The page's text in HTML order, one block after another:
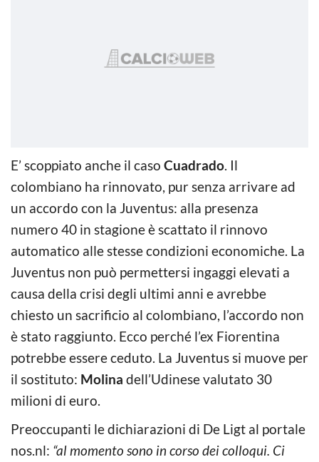
E’ scoppiato anche il caso Cuadrado. Il
colombiano ha rinnovato, pur senza arrivare ad
un accordo con la Juventus: alla presenza
numero 40 in stagione è scattato il rinnovo
automatico alle stesse condizioni economiche. La
Juventus non può permettersi ingaggi elevati a
causa della crisi degli ultimi anni e avrebbe
chiesto un sacrificio al colombiano, l’accordo non
è stato raggiunto. Ecco perché l’ex Fiorentina
potrebbe essere ceduto. La Juventus si muove per
il sostituto: Molina dell’Udinese valutato 30
milioni di euro.
Preoccupanti le dichiarazioni di De Ligt al portale
nos.nl: “al momento sono in corso dei colloqui. Ci